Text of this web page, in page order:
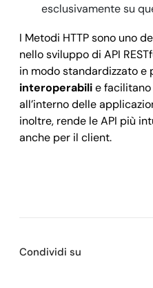
esclusivamente su
I Metodi HTTP sono uno
nello sviluppo di API
in modo standardizzato e
interoperabilie
all’interno delle
inoltre, rende le API più
anche per il client.
Condividi su